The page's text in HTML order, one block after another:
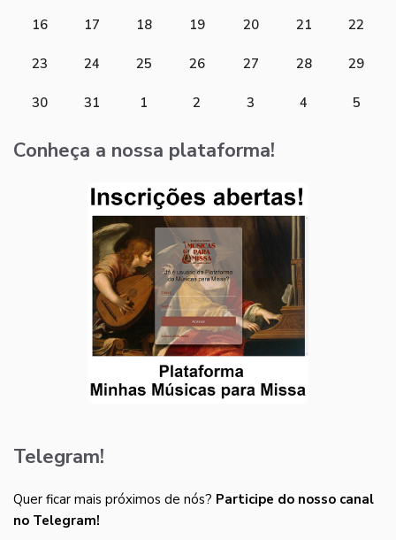
16 17 18 19 20 21 22
23 24 25 26 27 28 29
30 31 1 2 3 4 5
Conheça a nossa plataforma!
Telegram!
Quer ficar mais próximos de nós? Participe do nosso canal
no Telegram!